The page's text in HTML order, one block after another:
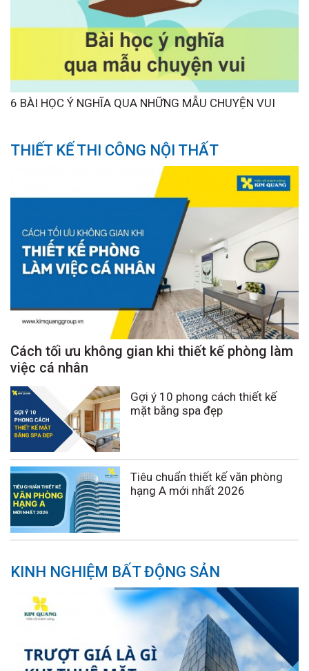
6 BÀI HỌC Ý NGHĨA QUA NHỮNG MẪU CHUYỆN VUI
THIẾT KẾ THI CÔNG NỘI THẤT
Cách tối ưu không gian khi thiết kế phòng làm
việc cá nhân
Gợi ý 10 phong cách thiết kế
mặt bằng spa đẹp
Tiêu chuẩn thiết kế văn phòng
hạng A mới nhất 2026
KINH NGHIỆM BẤT ĐỘNG SẢN